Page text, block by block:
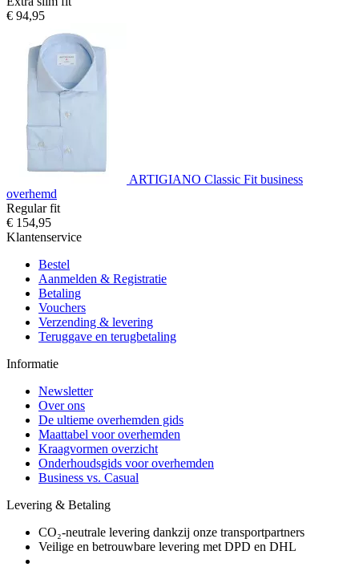
€ 94,95
ARTIGIANO Classic Fit business
overhemd
Regular fit
€ 154,95
Klantenservice
Bestel
Aanmelden & Registratie
Betaling
Vouchers
Verzending & levering
Teruggave en terugbetaling
Informatie
Newsletter
Over ons
De ultieme overhemden gids
Maattabel voor overhemden
Kraagvormen overzicht
Onderhoudsgids voor overhemden
Business vs. Casual
Levering & Betaling
CO₂-neutrale levering dankzij onze transportpartners
Veilige en betrouwbare levering met DPD en DHL